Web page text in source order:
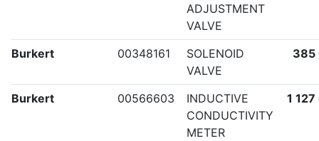
ADJUSTMENT
VALVE
Burkert
00348161
SOLENOID
VALVE
385
Burkert 00566603
INDUCTIVE
CONDUCTIVITY
METER
1 127